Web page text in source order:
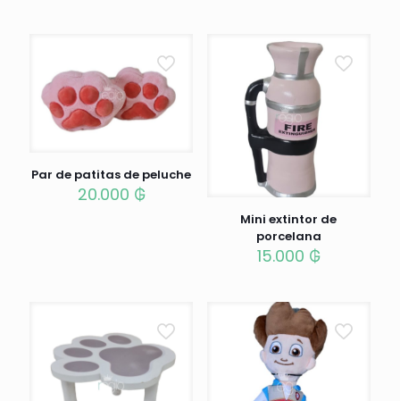
Par de patitas de peluche
20.000 ₲
Mini extintor de
porcelana
15.000 ₲